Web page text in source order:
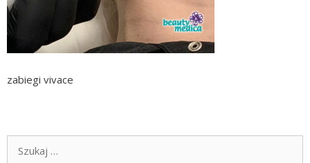
zabiegi vivace
Szukaj: